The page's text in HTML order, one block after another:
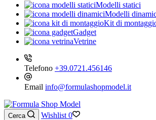
Modelli statici
Modelli
Kit di
Gadget
Vetrine
Telefono +39.0721.456146
Email info@formulashopmodel.it
Cerca Wishlist 0